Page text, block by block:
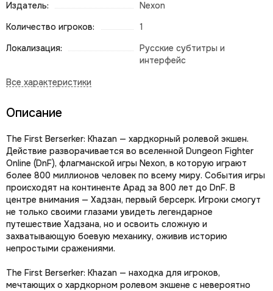
Издатель:
Nexon
Количество игроков:
1
Локализация:
Русские субтитры и
интерфейс
Описание
The First Berserker: Khazan — хардкорный ролевой экшен.
Действие разворачивается во вселенной Dungeon Fighter
Online (DnF), флагманской игры Nexon, в которую играют
более 800 миллионов человек по всему миру. События игры
происходят на континенте Арад за 800 лет до DnF. В
центре внимания — Хадзан, первый берсерк. Игроки смогут
не только своими глазами увидеть легендарное
путешествие Хадзана, но и освоить сложную и
захватывающую боевую механику, оживив историю
непростыми сражениями.
The First Berserker: Khazan — находка для игроков,
мечтающих о хардкорном ролевом экшене с невероятно